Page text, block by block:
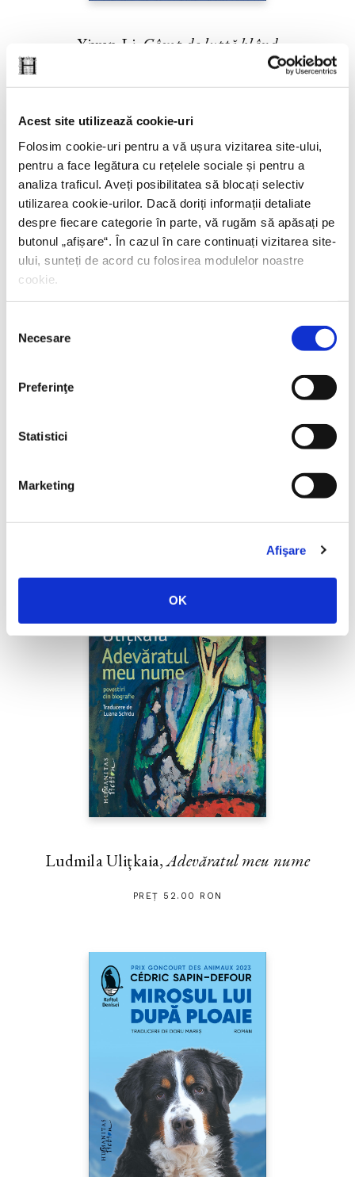
Acest site utilizează cookie-uri
Folosim cookie-uri pentru a vă ușura vizitarea site-ului,
pentru a face legătura cu rețelele sociale și pentru a
analiza traficul. Aveți posibilitatea să blocați selectiv
utilizarea cookie-urilor. Dacă doriți informații detaliate
despre fiecare categorie în parte, vă rugăm să apăsați pe
butonul „ afișare“. În cazul în care continuați vizitarea site-
ului, sunteți de acord cu folosirea modulelor noastre
cookie.
consimțământului
Necesare
Preferinţe
Statistici
Marketing
Afişare
OK
Yiyun Li, Câmp de luptă blând
Numele meu e Nevinovăție
Ludmila Ulițkaia,Adevăratul meu nume
PREȚ 52.00 RON